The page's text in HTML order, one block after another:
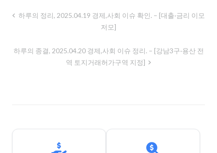
글
비
하루의 정리, 2025.04.19 경제,사회 이슈 확인. – [대출·금리 이모
저모]
하루의 종결, 2025.04.20 경제,사회 이슈 정리. – [강남3구·용산 전
역 토지거래허가구역 지정]